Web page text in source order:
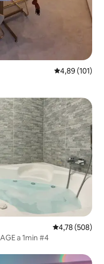
Prosječna
4,89 (101)
Prosječna
4,78 (508)
a 1min #4